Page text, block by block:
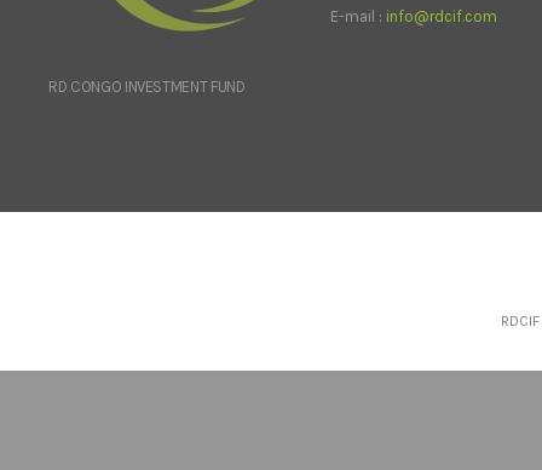
RD CONGO INVESTMENT FUND
E-mail : info@rdcif.com